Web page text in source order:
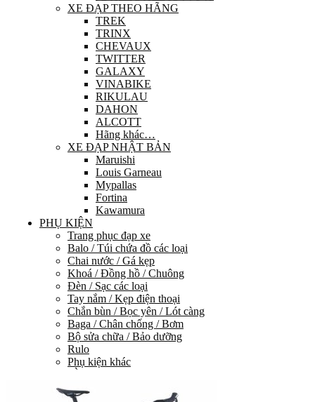
XE ĐẠP THEO HÃNG
TREK
TRINX
CHEVAUX
TWITTER
GALAXY
VINABIKE
RIKULAU
DAHON
ALCOTT
Hãng khác…
XE ĐẠP NHẬT BẢN
Maruishi
Louis Garneau
Mypallas
Fortina
Kawamura
PHỤ KIỆN
Trang phục đạp xe
Balo / Túi chứa đồ các loại
Chai nước / Gá kẹp
Khoá / Đồng hồ / Chuông
Đèn / Sạc các loại
Tay nắm / Kẹp điện thoại
Chắn bùn / Bọc yên / Lót càng
Baga / Chân chống / Bơm
Bộ sửa chữa / Bảo dưỡng
Rulo
Phụ kiện khác